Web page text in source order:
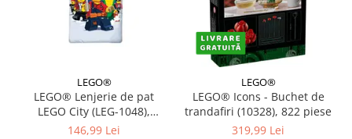
LEGO®
LEGO® Lenjerie de pat
LEGO City (LEG-1048),
140x200 cm
146,99 Lei
LEGO®
LEGO® Icons - Buchet de
trandafiri (10328), 822 piese
319,99 Lei